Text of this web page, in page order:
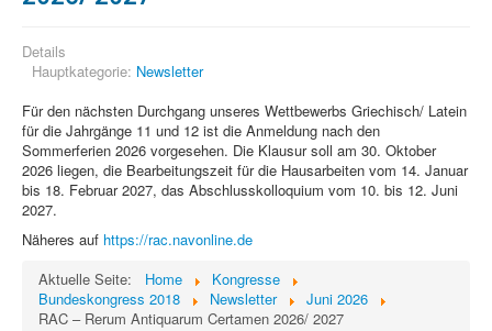
Details
Hauptkategorie: Newsletter
Für den nächsten Durchgang unseres Wettbewerbs Griechisch/ Latein
für die Jahrgänge 11 und 12 ist die Anmeldung nach den
Sommerferien 2026 vorgesehen. Die Klausur soll am 30. Oktober
2026 liegen, die Bearbeitungszeit für die Hausarbeiten vom 14. Januar
bis 18. Februar 2027, das Abschlusskolloquium vom 10. bis 12. Juni
2027.
Näheres auf https://rac.navonline.de
Aktuelle Seite:
Home
Kongresse
Bundeskongress 2018
Newsletter
Juni 2026
RAC – Rerum Antiquarum Certamen 2026/ 2027